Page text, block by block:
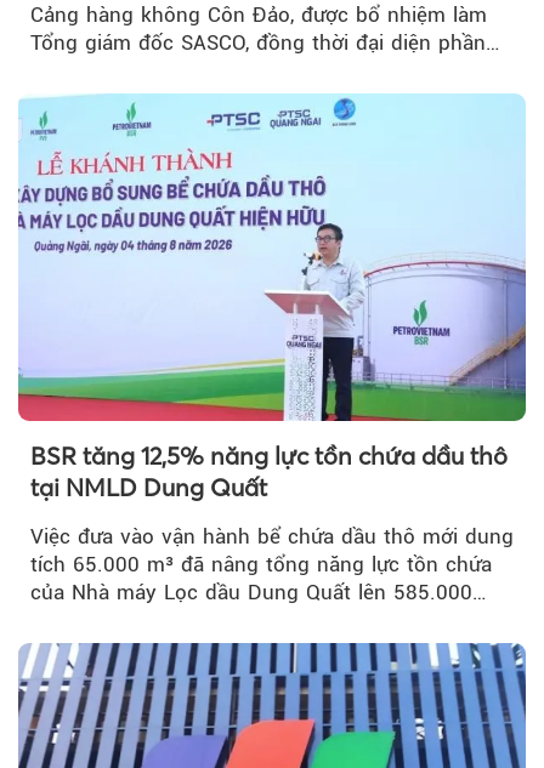
Cảng hàng không Côn Đảo, được bổ nhiệm làm
Tổng giám đốc SASCO, đồng thời đại diện phần
BSR tăng 12,5% năng lực tồn chứa dầu thô
tại NMLD Dung Quất
Việc đưa vào vận hành bể chứa dầu thô mới dung
tích 65.000 m³ đã nâng tổng năng lực tồn chứa
của Nhà máy Lọc dầu Dung Quất lên 585.000